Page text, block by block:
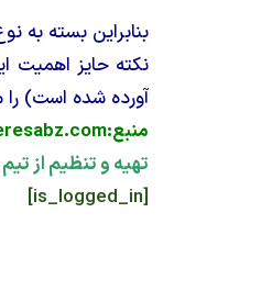
بنابراین بسته
نکته حایز اهمیت
آورده شده است) را
منبع:www.polymeresabz.com
تهیه و تنظیم از
[is_logged_in]